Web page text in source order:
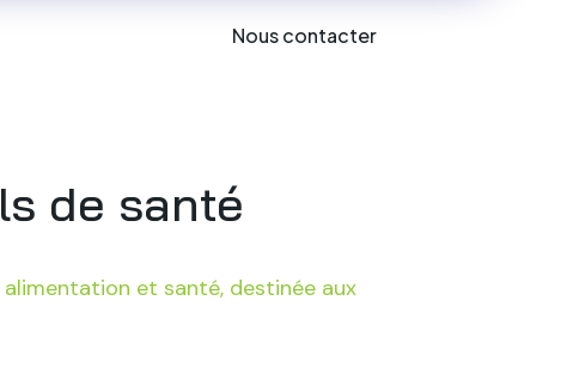
Nous contacter
de santé
et santé, destinée aux